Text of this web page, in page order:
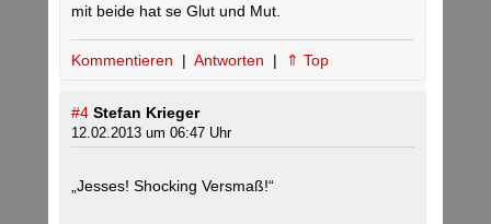
mit beide hat se Glut und Mut.
Kommentieren | Antworten | ⇑ Top
#4 Stefan Krieger
12.02.2013 um 06:47 Uhr
„Jesses! Shocking Versmaß!“